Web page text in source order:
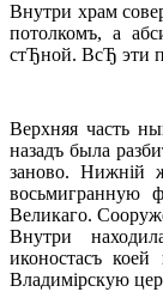
Внутри храм
потолкомъ, а
стЂной. ВсЂ эти
Верхняя часть
назадъ была
заново. Нижнiй
восьмигранную
Великаго.
Внутри
иконостасъ
Владимiрскую